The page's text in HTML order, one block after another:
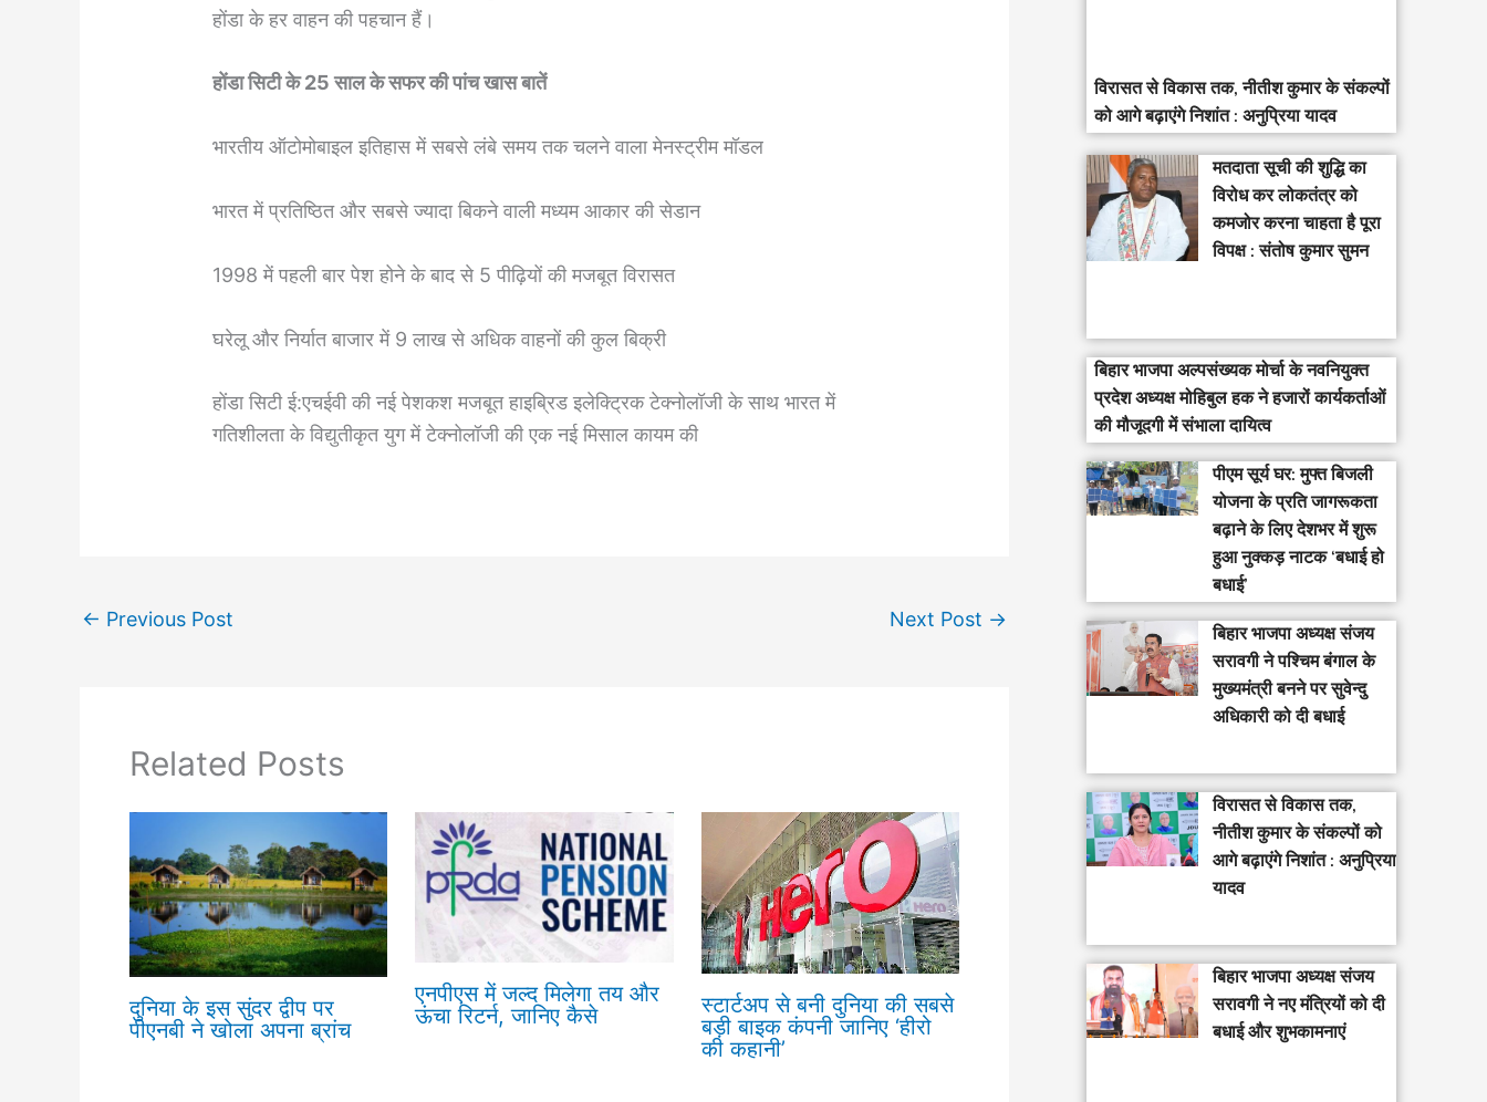
होंडा के हर वाहन की पहचान हैं।
होंडा सिटी के 25 साल के सफर की पांच खास बातें
भारतीय ऑटोमोबाइल इतिहास में सबसे लंबे समय तक चलने वाला मेनस्ट्रीम मॉडल
भारत में प्रतिष्ठित और सबसे ज्यादा बिकने वाली मध्यम आकार की सेडान
1998 में पहली बार पेश होने के बाद से 5 पीढ़ियों की मजबूत विरासत
घरेलू और निर्यात बाजार में 9 लाख से अधिक वाहनों की कुल बिक्री
होंडा सिटी ई:एचईवी की नई पेशकश मजबूत हाइब्रिड इलेक्ट्रिक टेक्‍नोलॉजी के साथ भारत में
गतिशीलता के विद्युतीकृत युग में टेक्‍नोलॉजी की एक नई मिसाल कायम की
← Previous Post Next Post →
Related Posts
दुनिया के इस सुंदर द्वीप पर
पीएनबी ने खोला अपना ब्रांच
एनपीएस में जल्द मिलेगा तय और
ऊंचा रिटर्न, जानिए कैसे
स्टार्टअप से बनी दुनिया की सबसे
बड़ी बाइक कंपनी जानिए ‘हीरो
की कहानी’
विरासत से विकास तक, नीतीश कुमार के संकल्पों
को आगे बढ़ाएंगे निशांत : अनुप्रिया यादव
मतदाता सूची की शुद्धि का
विरोध कर लोकतंत्र को
कमजोर करना चाहता है पूरा
विपक्ष : संतोष कुमार सुमन
बिहार भाजपा अल्पसंख्यक मोर्चा के नवनियुक्त
प्रदेश अध्यक्ष मोहिबुल हक ने हजारों कार्यकर्ताओं
की मौजूदगी में संभाला दायित्व
पीएम सूर्य घर: मुफ्त बिजली
योजना के प्रति जागरूकता
बढ़ाने के लिए देशभर में शुरू
हुआ नुक्कड़ नाटक ‘बधाई हो
बधाई’
‎बिहार भाजपा अध्यक्ष संजय
सरावगी ने पश्चिम बंगाल के
मुख्यमंत्री बनने पर सुवेन्दु
अधिकारी को दी बधाई
विरासत से विकास तक,
नीतीश कुमार के संकल्पों को
आगे बढ़ाएंगे निशांत : अनुप्रिया
यादव
बिहार भाजपा अध्यक्ष संजय
सरावगी ने नए मंत्रियों को दी
बधाई और शुभकामनाएं